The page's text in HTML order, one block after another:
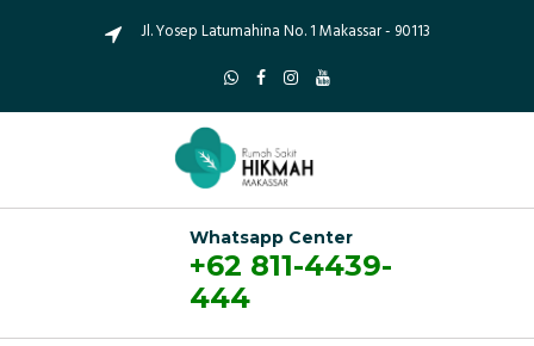
Jl. Yosep Latumahina No. 1 Makassar - 90113
Whatsapp Center
+62 811-4439-
444